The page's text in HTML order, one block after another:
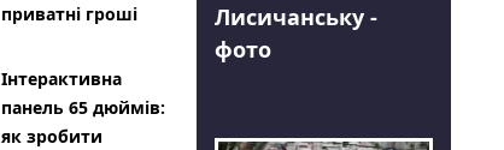
приватні гроші
Інтерактивна
панель 65 дюймів:
як зробити
Лисичанську -
фото